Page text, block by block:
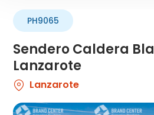
Sendero Caldera
Lanzarote
PH9065
Lanzarote